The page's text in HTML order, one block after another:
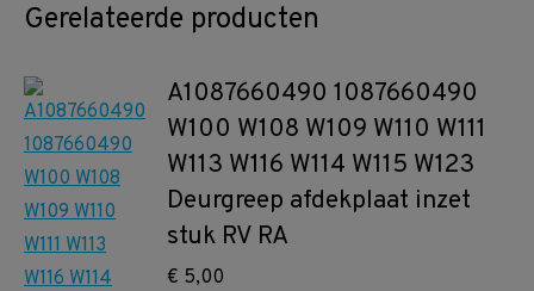
Gerelateerde producten
A1087660490 1087660490
W100 W108 W109 W110 W111
W113 W116 W114 W115 W123
Deurgreep afdekplaat inzet
stuk RV RA
€ 5,00